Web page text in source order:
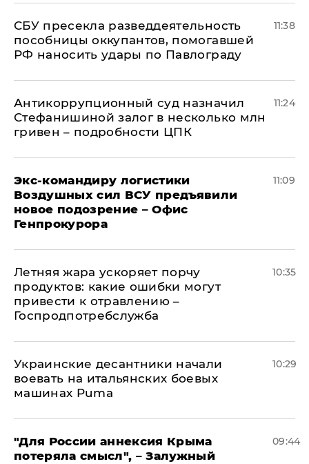
СБУ пресекла разведдеятельность
пособницы оккупантов, помогавшей
РФ наносить удары по Павлограду
11:38
Антикоррупционный суд назначил
Стефанишиной залог в несколько млн
гривен – подробности ЦПК
11:24
Экс-командиру логистики
Воздушных сил ВСУ предъявили
новое подозрение – Офис
Генпрокурора
11:09
Летняя жара ускоряет порчу
продуктов: какие ошибки могут
привести к отравлению –
Госпродпотребслужба
10:35
Украинские десантники начали
воевать на итальянских боевых
машинах Puma
10:29
"Для России аннексия Крыма
потеряла смысл", – Залужный
09:44